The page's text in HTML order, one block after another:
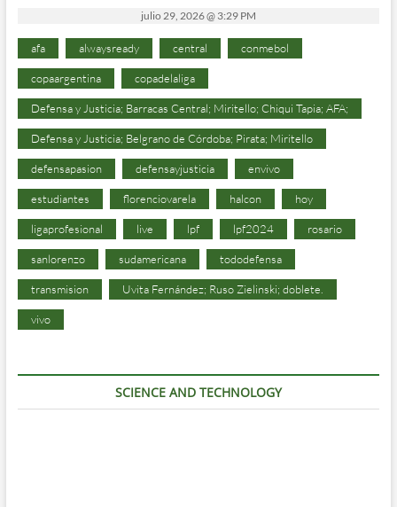
julio 29, 2026 @ 3:29 PM
afa alwaysready central conmebol
copaargentina copadelaliga
Defensa y Justicia; Barracas Central; Miritello; Chiqui Tapia; AFA;
Defensa y Justicia; Belgrano de Córdoba; Pirata; Miritello
defensapasion defensayjusticia envivo
estudiantes florenciovarela halcon hoy
ligaprofesional live lpf lpf2024 rosario
sanlorenzo sudamericana tododefensa
transmision Uvita Fernández; Ruso Zielinski; doblete.
vivo
SCIENCE AND TECHNOLOGY